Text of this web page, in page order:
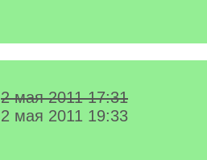
2 мая 2011 17:31
2 мая 2011 19:33